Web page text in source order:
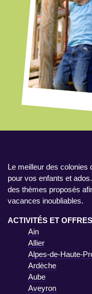
Le meilleur des colonies
pour vos enfants et
des thèmes proposés
vacances inoubliables.
ACTIVITÉS ET
Ain
Allier
Alpes-de-Haute-
Ardèche
Aube
Aveyron